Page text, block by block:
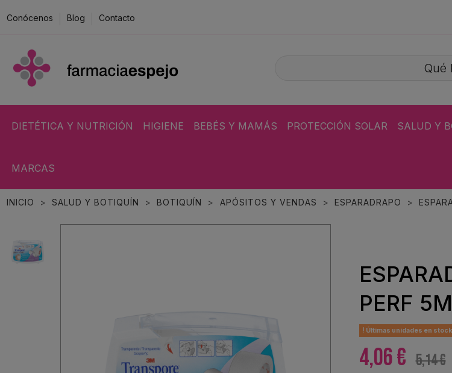
Conócenos Blog Contacto
DIETÉTICA Y NUTRICIÓN HIGIENE BEBÉS Y MAMÁS PROTECCIÓN SOLAR SALUD Y
MARCAS
INICIO SALUD Y BOTIQUÍN BOTIQUÍN APÓSITOS Y VENDAS ESPARADRAPO
PERF
Últimas unidades en stock
4,06 € 5,14 €